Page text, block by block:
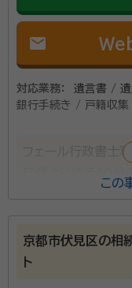
mail
対応業務：
遺言書 /
銀行手続き / 戸籍収
フェール行政書士
げ、難しい法律用語
た、気軽に相談で
この
京都市伏見区の相
ト